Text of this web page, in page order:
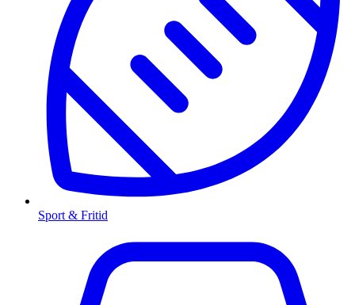
Sport & Fritid